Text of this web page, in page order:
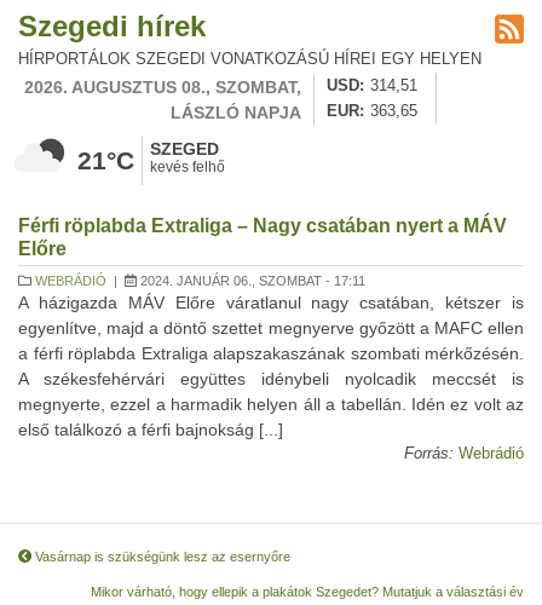
Szegedi hírek
HÍRPORTÁLOK SZEGEDI VONATKOZÁSÚ HÍREI EGY HELYEN
2026. AUGUSZTUS 08., SZOMBAT,
LÁSZLÓ NAPJA
USD
314,51
EUR
363,65
21°C SZEGED
kevés felhő
Férfi röplabda Extraliga – Nagy csatában nyert a MÁV
Előre
WEBRÁDIÓ | 2024. JANUÁR 06., SZOMBAT - 17:11
A házigazda MÁV Előre váratlanul nagy csatában, kétszer is
egyenlítve, majd a döntő szettet megnyerve győzött a MAFC ellen
a férfi röplabda Extraliga alapszakaszának szombati mérkőzésén.
A székesfehérvári együttes idénybeli nyolcadik meccsét is
megnyerte, ezzel a harmadik helyen áll a tabellán. Idén ez volt az
első találkozó a férfi bajnokság [...]
Forrás: Webrádió
Vasárnap is szükségünk lesz az esernyőre
Mikor várható, hogy ellepik a plakátok Szegedet? Mutatjuk a választási év